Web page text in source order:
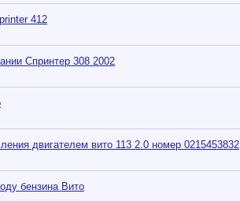
412
Спринтер 308 2002
двигателем вито 113 2.0 номер 0215453832
бензина Вито